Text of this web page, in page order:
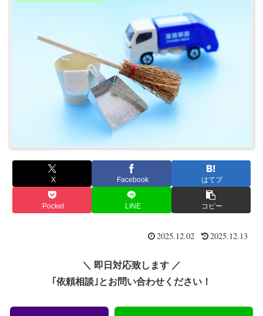
X Facebook はてブ
Pocket LINE コピー
2025.12.02 2025.12.13
＼ 即日対応致します ／
｢依頼相談｣とお問い合わせください！